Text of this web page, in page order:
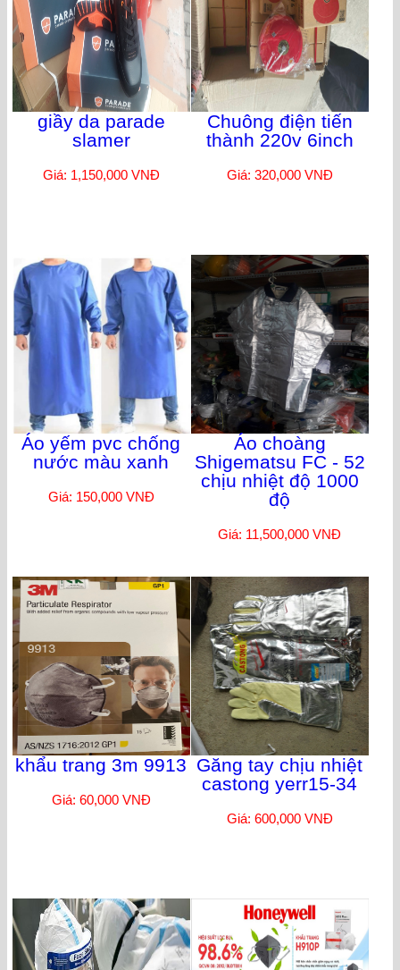
giầy da parade
slamer
Giá: 1,150,000 VNĐ
Chuông điện tiến
thành 220v 6inch
Giá: 320,000 VNĐ
Áo yếm pvc chống
nước màu xanh
Giá: 150,000 VNĐ
Áo choàng
Shigematsu FC - 52
chịu nhiệt độ 1000
độ
Giá: 11,500,000 VNĐ
khẩu trang 3m 9913
Giá: 60,000 VNĐ
Găng tay chịu nhiệt
castong yerr15-34
Giá: 600,000 VNĐ